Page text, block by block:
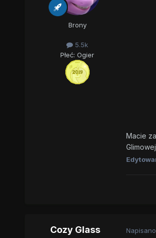
Brony
5.5k
Płeć: Ogier
Macie
Cozy Glass Napisano